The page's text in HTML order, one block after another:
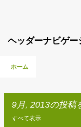
ヘッダーナビゲー
ホーム
9月, 2013の投稿
すべて表示